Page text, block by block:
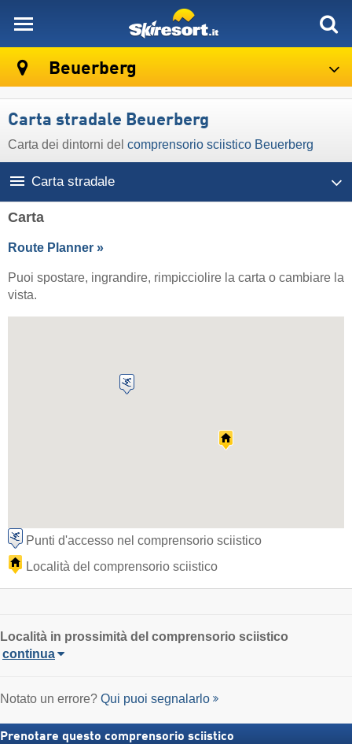
Beuerberg
Carta stradale Beuerberg
Carta dei dintorni del comprensorio sciistico Beuerberg
Carta stradale
Carta
Route Planner »
Puoi spostare, ingrandire, rimpicciolire la carta o cambiare la
vista.
Punti d'accesso nel comprensorio sciistico
Località del comprensorio sciistico
Località in prossimità del comprensorio sciistico
continua
Notato un errore? Qui puoi segnalarlo
Prenotare questo comprensorio sciistico